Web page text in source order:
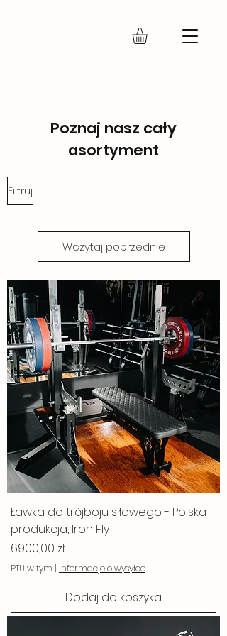
Poznaj nasz cały
asortyment
Filtruj
Wczytaj poprzednie
Ławka do trójboju siłowego - Polska
produkcja, Iron Fly
Cena
6900,00 zł
PTU w tym | Informacje o wysyłce
Dodaj do koszyka